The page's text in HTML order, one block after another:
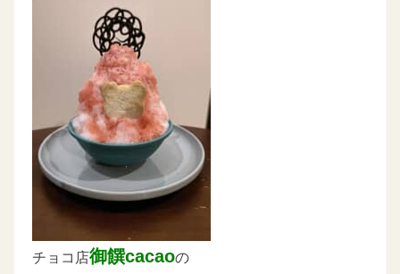
チョコ店御饌cacaoの